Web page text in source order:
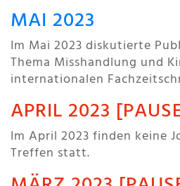
MAI 2023
Im Mai 2023 diskutierte
Thema Misshandlung und
internationalen
APRIL 2023
Im April 2023 finden keine
Treffen statt.